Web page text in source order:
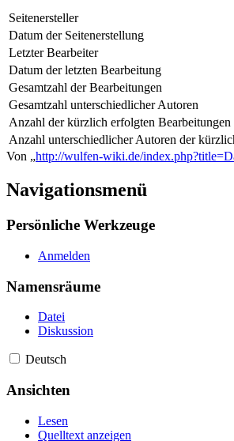
Seitenersteller
Datum der Seitenerstellung
Letzter Bearbeiter
Datum der letzten Bearbeitung
Gesamtzahl der Bearbeitungen
Gesamtzahl unterschiedlicher Autoren
Anzahl der kürzlich erfolgten
Anzahl unterschiedlicher Autoren der
Von „http://wulfen-wiki.de/
Navigationsmenü
Persönliche Werkzeuge
Anmelden
Namensräume
Datei
Diskussion
Deutsch
Ansichten
Lesen
Quelltext anzeigen